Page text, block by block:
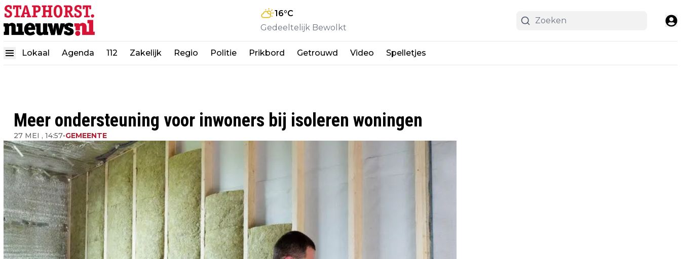
16°C
Gedeeltelijk Bewolkt
Lokaal Agenda 112 Zakelijk Regio Politie Prikbord Getrouwd Video Spelletjes
Meer ondersteuning voor inwoners bij isoleren woningen
27 MEI , 14:57•GEMEENTE